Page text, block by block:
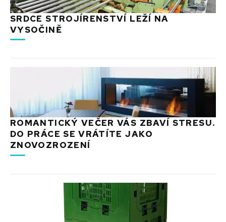
SRDCE STROJÍRENSTVÍ LEŽÍ NA
VYSOČINĚ
ROMANTICKÝ VEČER VÁS ZBAVÍ STRESU.
DO PRÁCE SE VRÁTÍTE JAKO
ZNOVOZROZENÍ